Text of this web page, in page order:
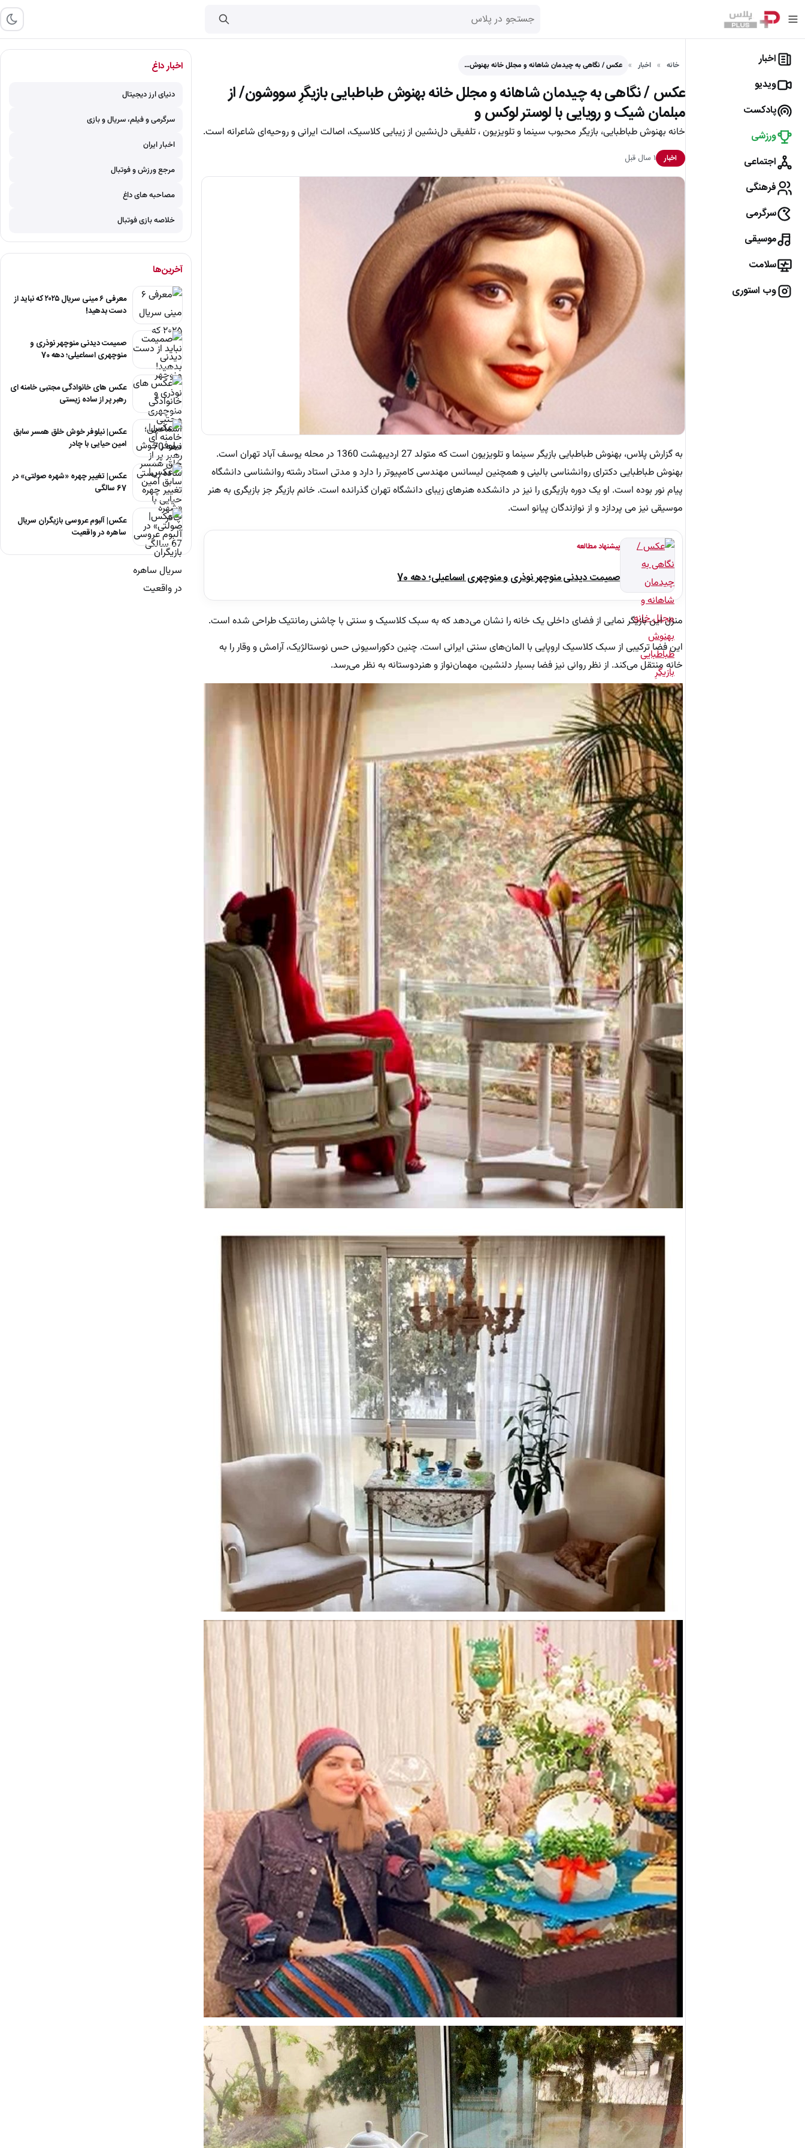
اخبار
ویدیو
پادکست
ورزشی
اجتماعی
فرهنگی
سرگرمی
موسیقی
سلامت
وب استوری
خانه اخبار عکس / نگاهی به چیدمان شاهانه و مجلل خانه بهنوش…
عکس / نگاهی به چیدمان شاهانه و مجلل خانه بهنوش طباطبایی بازیگرِ سووشون/ از
مبلمان شیک و رویایی با لوستر لوکس و
خانه بهنوش طباطبایی، بازیگر محبوب سینما و تلویزیون ، تلفیقی دل‌نشین از زیبایی کلاسیک، اصالت ایرانی و روحیه‌ای شاعرانه است.
اخبار ۱ سال قبل
به گزارش پلاس، بهنوش طباطبایی بازیگر سینما و تلویزیون است که متولد 27 اردیبهشت 1360 در محله یوسف آباد تهران است.
بهنوش طباطبایی دکترای روانشناسی بالینی و همچنین لیسانس مهندسی کامپیوتر را دارد و مدتی استاد رشته روانشناسی دانشگاه
پیام نور بوده است. او یک دوره بازیگری را نیز در دانشکده هنرهای زیبای دانشگاه تهران گذرانده است. خانم بازیگر جز بازیگری به هنر
موسیقی نیز می پردازد و از نوازندگان پیانو است.
پیشنهاد مطالعه
صمیمت دیدنی منوچهر نوذری و منوچهری اسماعیلی؛ دهه 70
منزل این بازیگر نمایی از فضای داخلی یک خانه را نشان می‌دهد که به سبک کلاسیک و سنتی با چاشنی رمانتیک طراحی شده است.
این فضا ترکیبی از سبک کلاسیک اروپایی با المان‌های سنتی ایرانی است. چنین دکوراسیونی حس نوستالژیک، آرامش و وقار را به
خانه منتقل می‌کند. از نظر روانی نیز فضا بسیار دلنشین، مهمان‌نواز و هنردوستانه به نظر می‌رسد.
اخبار داغ
دنیای ارز دیجیتال
سرگرمی و فیلم، سریال و بازی
اخبار ایران
مرجع ورزش و فوتبال
مصاحبه های داغ
خلاصه بازی فوتبال
آخرین‌ها
معرفی ۶ مینی سریال ۲۰۲۵ که نباید از
دست بدهید!
صمیمت دیدنی منوچهر نوذری و
منوچهری اسماعیلی؛ دهه 70
عکس های خانوادگی مجتبی خامنه ای
رهبر پر از ساده زیستی
عکس| نیلوفر خوش خلق همسر سابق
امین حیایی با چادر
عکس| تغییر چهره «شهره صولتی» در
67 سالگی
عکس| آلبوم عروسی بازیگران سریال
ساهره در واقعیت